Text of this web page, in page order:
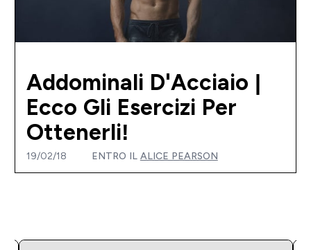
Addominali D'Acciaio |
Ecco Gli Esercizi Per
Ottenerli!
19/02/18 ENTRO IL ALICE PEARSON